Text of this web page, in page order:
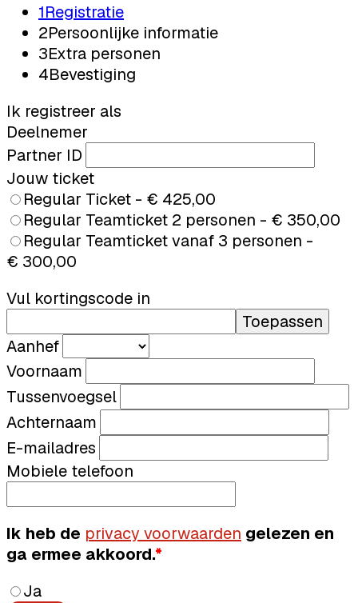
1Registratie
2Persoonlijke informatie
3Extra personen
4Bevestiging
Ik registreer als
Deelnemer
Partner ID
Jouw ticket
Regular Ticket - € 425,00
Regular Teamticket 2 personen - € 350,00
Regular Teamticket vanaf 3 personen -
€ 300,00
Vul kortingscode in
Toepassen
Aanhef
Voornaam
Tussenvoegsel
Achternaam
E-mailadres
Mobiele telefoon
Ik heb de privacy voorwaarden gelezen en
ga ermee akkoord.*
Ja